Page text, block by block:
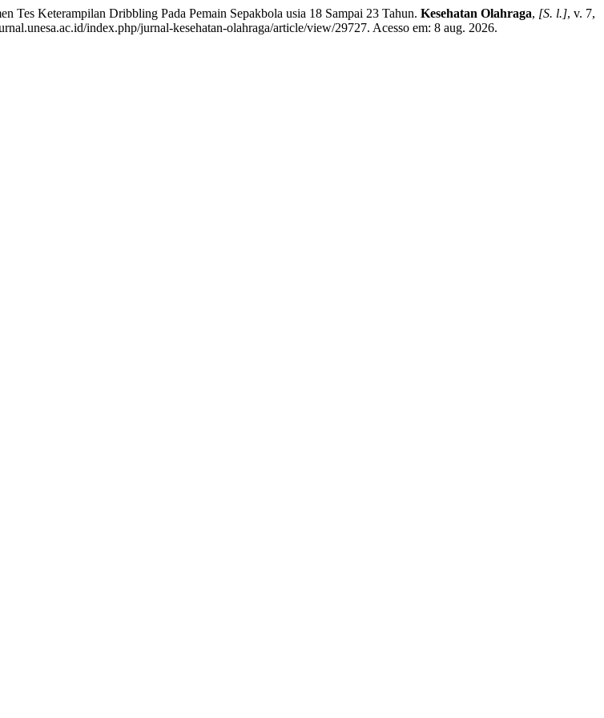
Keterampilan Dribbling Pada Pemain Sepakbola usia 18 Sampai 23 Tahun. Kesehatan Olahraga, [S. l.], v. 7,
index.php/jurnal-kesehatan-olahraga/article/view/29727. Acesso em: 8 aug. 2026.